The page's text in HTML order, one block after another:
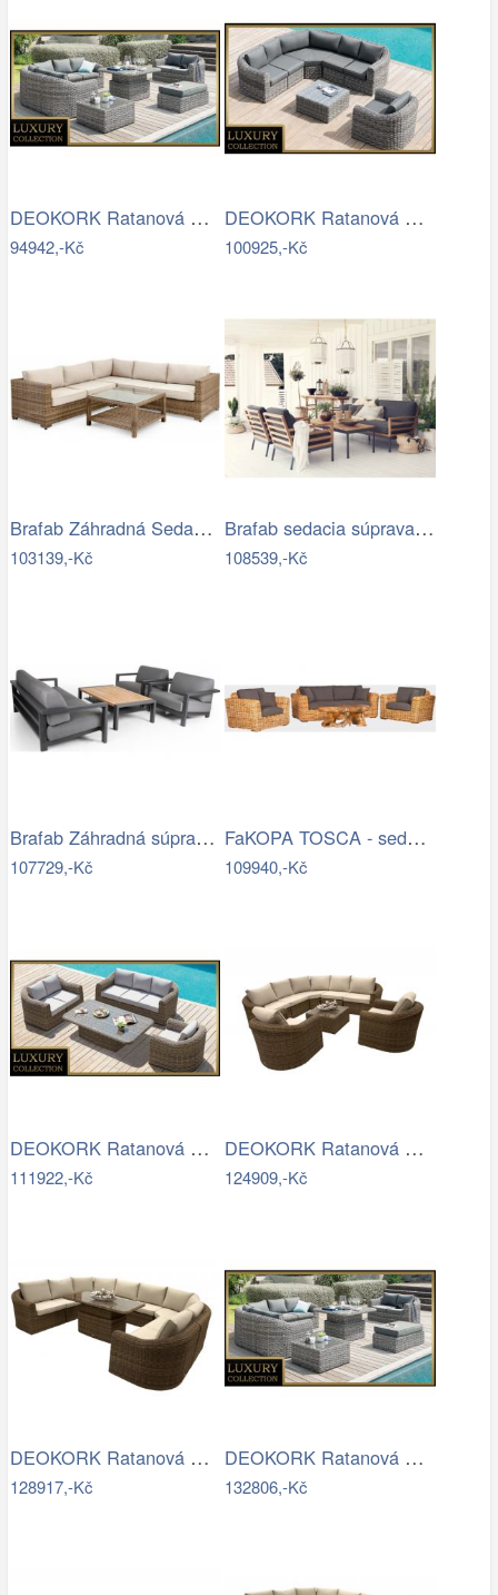
DEOKORK Ratanová modulová sestava…
94942,-Kč
DEOKORK Ratanová modulová sestava…
100925,-Kč
Brafab Záhradná Sedacia súprava NINJA -…
103139,-Kč
Brafab sedacia súprava ZALONGO Mdum
108539,-Kč
Brafab Záhradná súprava AMESDALE -…
107729,-Kč
FaKOPA TOSCA - sedací souprava Lucy Mdum
109940,-Kč
DEOKORK Ratanová modulová sestava…
111922,-Kč
DEOKORK Ratanová modulová sestava…
124909,-Kč
DEOKORK Ratanová modulová jídelní…
128917,-Kč
DEOKORK Ratanová modulová sestava…
132806,-Kč